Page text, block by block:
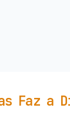
Faz a